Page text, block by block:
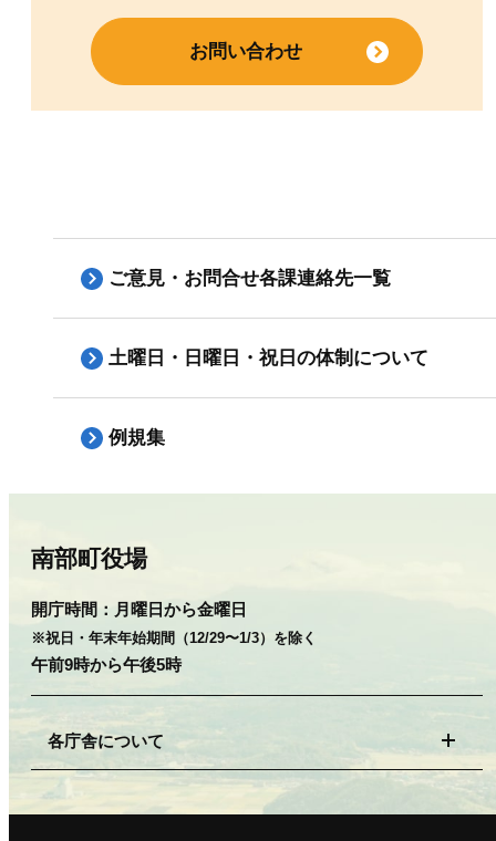
お問い合わせ
ご意見・お問合せ各課連絡先一覧
土曜日・日曜日・祝日の体制について
例規集
南部町役場
開庁時間： 月曜日から金曜日
※祝日・年末年始期間（12/29〜1/3）を除く
午前9時から午後5時
各庁舎について